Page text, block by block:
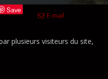
Save
E-mail
plusieurs visiteurs du site,